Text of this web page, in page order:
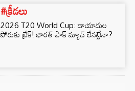
#క్రీడలు
2026 T20 World Cup: దాయాదుల
పోరుకు బ్రేక్! భారత్-పాక్ మ్యాచ్‌ లేనట్లేనా?